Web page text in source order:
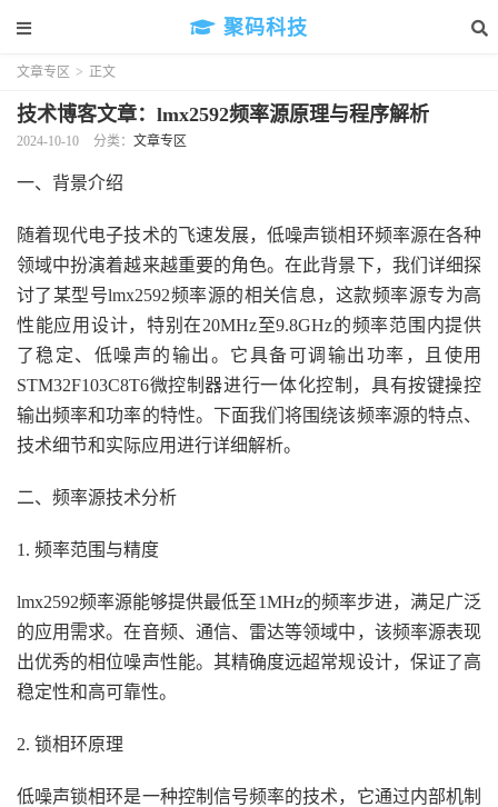
聚码科技
文章专区 > 正文
技术博客文章：lmx2592频率源原理与程序解析
2024-10-10 分类： 文章专区
一、背景介绍
随着现代电子技术的飞速发展，低噪声锁相环频率源在各种
领域中扮演着越来越重要的角色。在此背景下，我们详细探
讨了某型号lmx2592频率源的相关信息，这款频率源专为高
性能应用设计，特别在20MHz至9.8GHz的频率范围内提供
了稳定、低噪声的输出。它具备可调输出功率，且使用
STM32F103C8T6微控制器进行一体化控制，具有按键操控
输出频率和功率的特性。下面我们将围绕该频率源的特点、
技术细节和实际应用进行详细解析。
二、频率源技术分析
1. 频率范围与精度
lmx2592频率源能够提供最低至1MHz的频率步进，满足广泛
的应用需求。在音频、通信、雷达等领域中，该频率源表现
出优秀的相位噪声性能。其精确度远超常规设计，保证了高
稳定性和高可靠性。
2. 锁相环原理
低噪声锁相环是一种控制信号频率的技术，它通过内部机制